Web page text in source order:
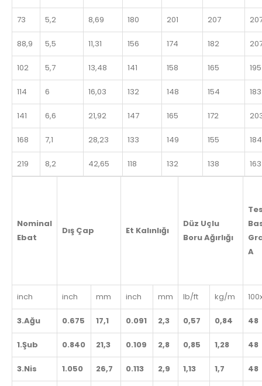
73 5,2 8,69 180 201 207
88,9 5,5 11,31 156 174 182
102 5,7 13,48 141 158 165 195
114 6 16,03 132 148 154 183
141 6,6 21,92 147 165 172
168 7,1 28,23 133 149 155 184
219 8,2 42,65 118 132 138 163
Nominal
Ebat
Dış Çap Et Kalınlığı
Düz Uçlu
Boru Ağırlığı
A
inch inch mm inch mm lb/ft kg/m
3.Ağu 0.675 17,1 0.091 2,3 0,57 0,84 48
1.Şub 0.840 21,3 0.109 2,8 0,85 1,28 48
3.Nis 1.050 26,7 0.113 2,9 1,13 1,7 48